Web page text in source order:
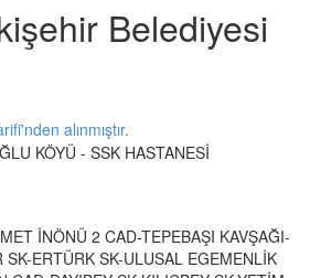
Belediyesi
alınmıştır.
KÖYÜ - SSK HASTANESİ
İNÖNÜ 2 CAD-TEPEBAŞI KAVŞAĞI-
SK-ERTÜRK SK-ULUSAL EGEMENLİK